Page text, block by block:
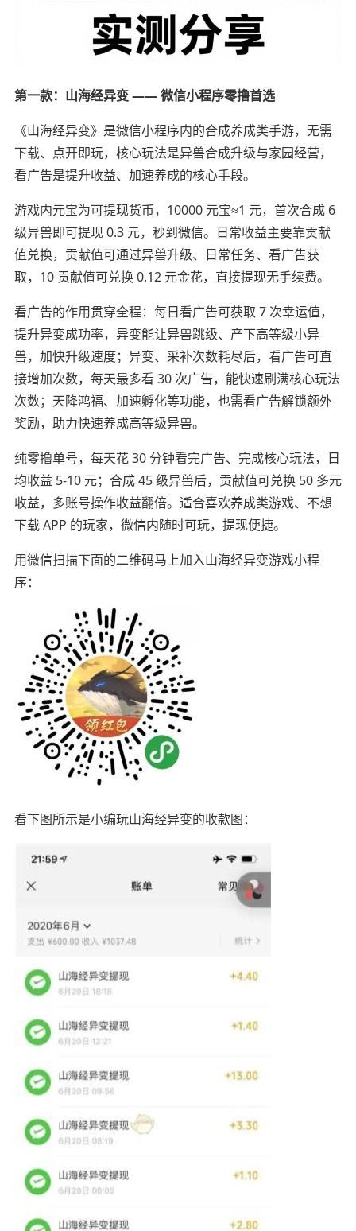
第一款：山海经异变 —— 微信小程序零撸首选
《山海经异变》是微信小程序内的合成养成类手游，无需
下载、点开即玩，核心玩法是异兽合成升级与家园经营，
看广告是提升收益、加速养成的核心手段。
游戏内元宝为可提现货币，10000 元宝≈1 元，首次合成 6
级异兽即可提现 0.3 元，秒到微信。日常收益主要靠贡献
值兑换，贡献值可通过异兽升级、日常任务、看广告获
取，10 贡献值可兑换 0.12 元金花，直接提现无手续费。
看广告的作用贯穿全程：每日看广告可获取 7 次幸运值，
提升异变成功率，异变能让异兽跳级、产下高等级小异
兽，加快升级速度；异变、采补次数耗尽后，看广告可直
接增加次数，每天最多看 30 次广告，能快速刷满核心玩法
次数；天降鸿福、加速孵化等功能，也需看广告解锁额外
奖励，助力快速养成高等级异兽。
纯零撸单号，每天花 30 分钟看完广告、完成核心玩法，日
均收益 5-10 元；合成 45 级异兽后，贡献值可兑换 50 多元
收益，多账号操作收益翻倍。适合喜欢养成类游戏、不想
下载 APP 的玩家，微信内随时可玩，提现便捷。
用微信扫描下面的二维码马上加入山海经异变游戏小程
序：
看下图所示是小编玩山海经异变的收款图：